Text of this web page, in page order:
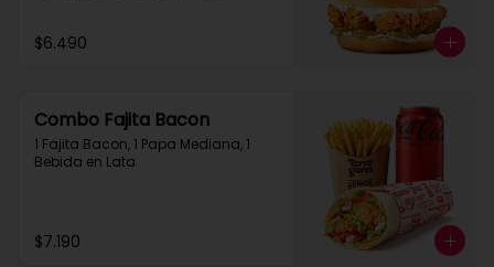
$6.490
Combo Fajita Bacon
1 Fajita Bacon, 1 Papa Mediana, 1
Bebida en Lata
$7.190